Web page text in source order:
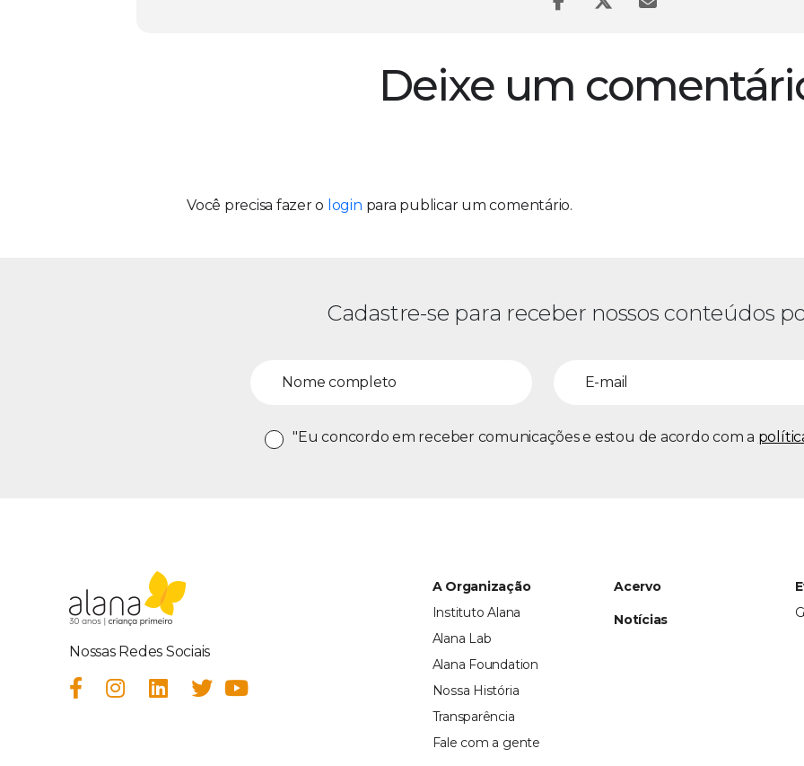
Deixe um
Você precisa fazer o login para publicar um comentário.
Cadastre-se para receber nossos conteúdos
"Eu concordo em receber comunicações e estou de acordo com a
Nossas Redes Sociais
A Organização
Instituto Alana
Alana Lab
Alana Foundation
Nossa História
Transparência
Fale com a gente
Acervo
Notícias